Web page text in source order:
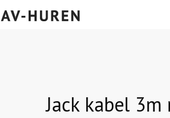
Jack kabel